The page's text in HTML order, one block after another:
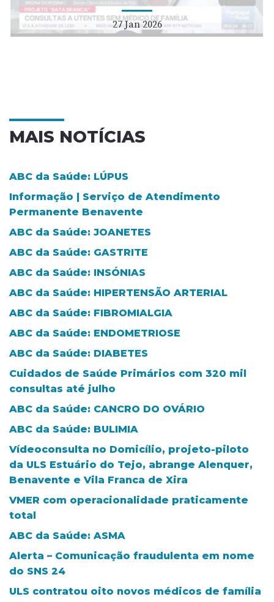
27 Jan 2026
MAIS NOTÍCIAS
ABC da Saúde: LÚPUS
Informação | Serviço de Atendimento
Permanente Benavente
ABC da Saúde: JOANETES
ABC da Saúde: GASTRITE
ABC da Saúde: INSÓNIAS
ABC da Saúde: HIPERTENSÃO ARTERIAL
ABC da Saúde: FIBROMIALGIA
ABC da Saúde: ENDOMETRIOSE
ABC da Saúde: DIABETES
Cuidados de Saúde Primários com 320 mil
consultas até julho
ABC da Saúde: CANCRO DO OVÁRIO
ABC da Saúde: BULIMIA
Vídeoconsulta no Domicílio, projeto-piloto
da ULS Estuário do Tejo, abrange Alenquer,
Benavente e Vila Franca de Xira
VMER com operacionalidade praticamente
total
ABC da Saúde: ASMA
Alerta – Comunicação fraudulenta em nome
do SNS 24
ULS contratou oito novos médicos de família